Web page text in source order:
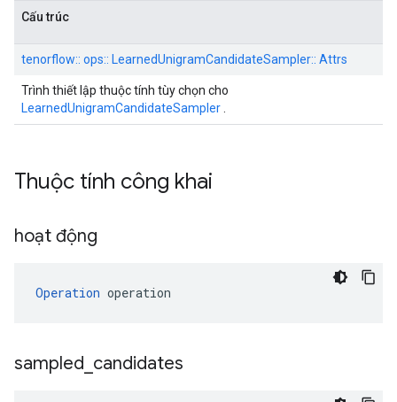
Cấu trúc
tenorflow:: ops:: LearnedUnigramCandidateSampler:: Attrs
Trình thiết lập thuộc tính tùy chọn cho
LearnedUnigramCandidateSampler
Thuộc tính công khai
hoạt động
Operation operation
sampled candidates